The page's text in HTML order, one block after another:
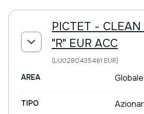
PICTET - CLEAN
"R" EUR ACC
(LU0280435461 EUR)
AREA Globale
TIPO